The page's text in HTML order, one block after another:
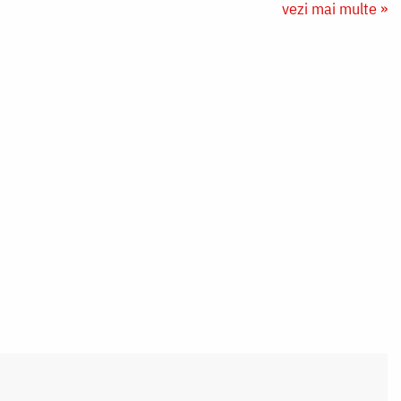
vezi mai multe »